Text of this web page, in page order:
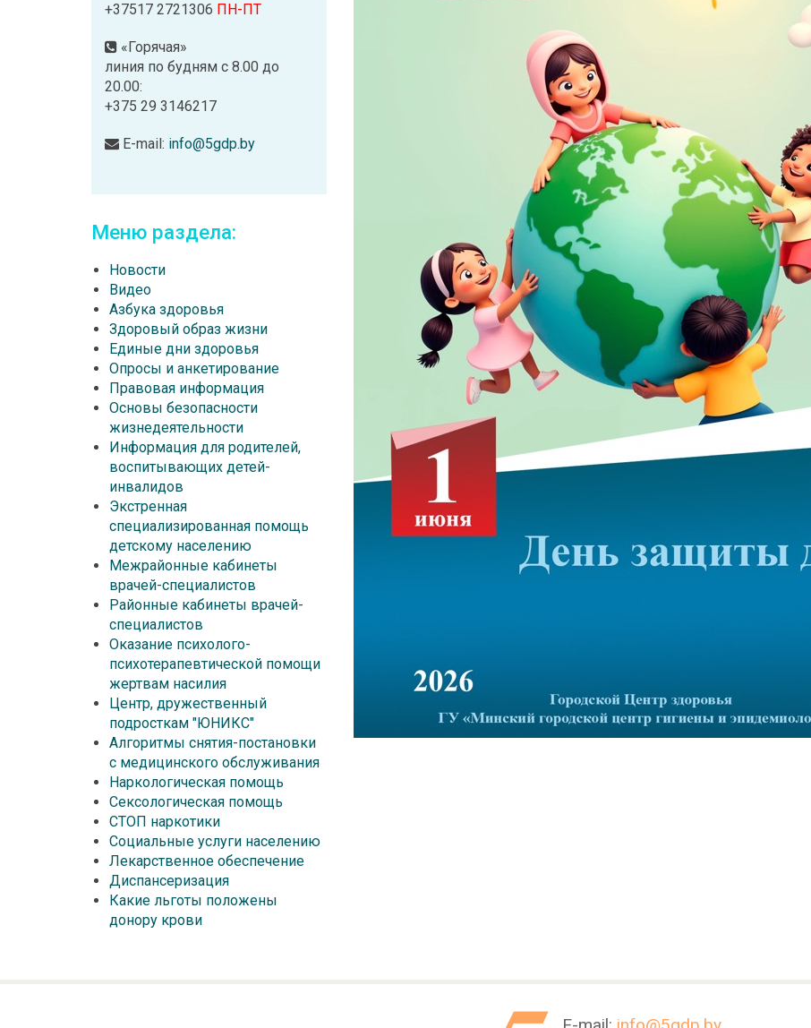
+37517 2721306 ПН-ПТ
«Горячая»
линия по будням с 8.00 до
20.00:
+375 29 3146217
E-mail: info@5gdp.by
Меню раздела:
Новости
Видео
Азбука здоровья
Здоровый образ жизни
Единые дни здоровья
Опросы и анкетирование
Правовая информация
Основы безопасности
жизнедеятельности
Информация для родителей,
воспитывающих детей-
инвалидов
Экстренная
специализированная помощь
детскому населению
Межрайонные кабинеты
врачей-специалистов
Районные кабинеты врачей-
специалистов
Оказание психолого-
психотерапевтической помощи
жертвам насилия
Центр, дружественный
подросткам "ЮНИКС"
Алгоритмы снятия-постановки
с медицинского обслуживания
Наркологическая помощь
Сексологическая помощь
СТОП наркотики
Социальные услуги населению
Лекарственное обеспечение
Диспансеризация
Какие льготы положены
донору крови